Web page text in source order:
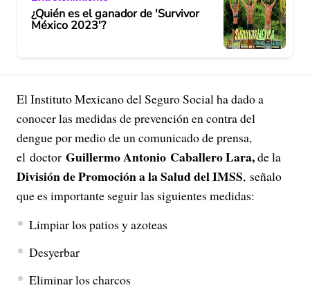
¿Quién es el ganador de 'Survivor
México 2023'?
El Instituto Mexicano del Seguro Social ha dado a
conocer las medidas de prevención en contra del
dengue por medio de un comunicado de prensa,
el doctor Guillermo Antonio Caballero Lara,de la
División de Promoción a la Salud del IMSS, señalo
que es importante seguir las siguientes medidas:
Limpiar los patios y azoteas
Desyerbar
Eliminar los charcos